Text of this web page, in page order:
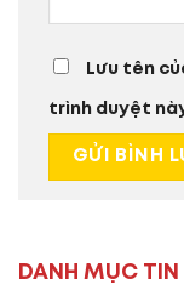
DANH MỤC
Lưu tên
trình duyệt